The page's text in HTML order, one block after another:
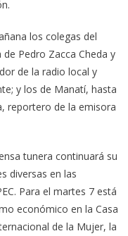
los colegas del
Pedro Zacca Cheda y
de la radio local y
y los de Manatí, hasta
reportero de la emisora
tunera continuará su
diversas en las
Para el martes 7 está
económico en la Casa
de la Mujer, la